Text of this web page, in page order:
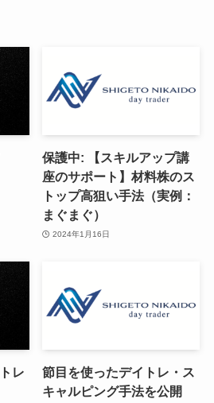
保護中: 【スキルアップ講
座のサポート】材料株のス
トップ高狙い手法（実例：
まぐまぐ）
2024年1月16日
レ
節目を使ったデイトレ・ス
キャルピング手法を公開